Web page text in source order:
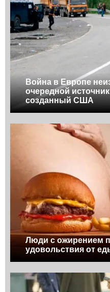
Война в Европе
очередной
созданный США
Люди с ожирением
удовольствия от